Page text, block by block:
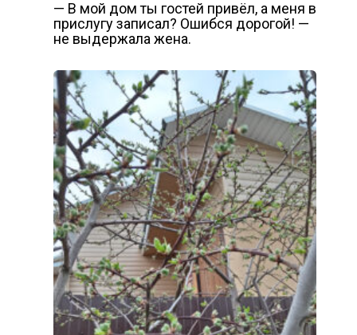
— В мой дом ты гостей привёл, а меня в
прислугу записал? Ошибся дорогой! —
не выдержала жена.